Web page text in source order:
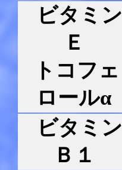
ビタミン
Ｅ
トコフェ
ロールα
ビタミン
Ｂ１